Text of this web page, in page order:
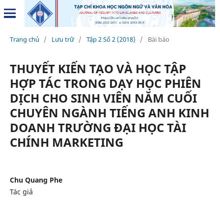
Trang chủ / Lưu trữ / Tập 2 Số 2 (2018) / Bài báo
THUYẾT KIẾN TẠO VÀ HỌC TẬP
HỢP TÁC TRONG DẠY HỌC PHIÊN
DỊCH CHO SINH VIÊN NĂM CUỐI
CHUYÊN NGÀNH TIẾNG ANH KINH
DOANH TRƯỜNG ĐẠI HỌC TÀI
CHÍNH MARKETING
Chu Quang Phe
Tác giả